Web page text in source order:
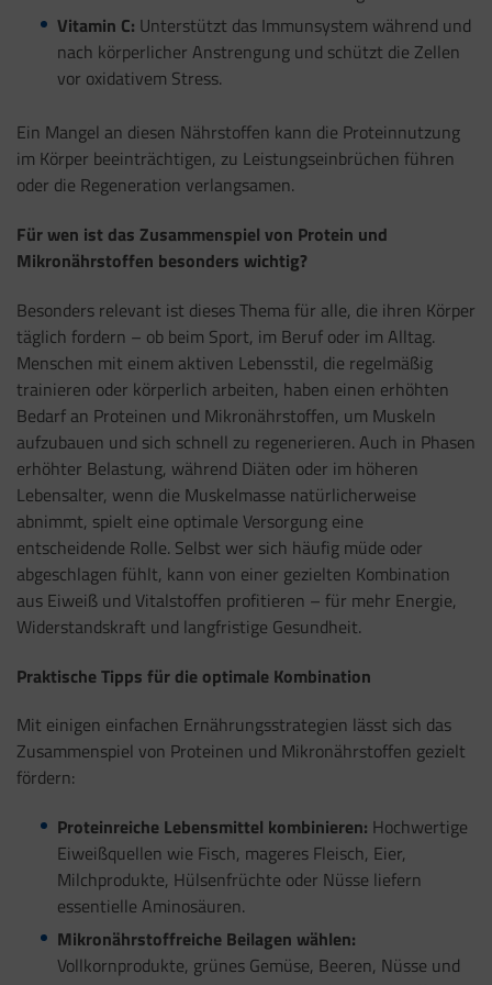
Vitamin C: Unterstützt das Immunsystem während und
nach körperlicher Anstrengung und schützt die Zellen
vor oxidativem Stress.
Ein Mangel an diesen Nährstoffen kann die Proteinnutzung
im Körper beeinträchtigen, zu Leistungseinbrüchen führen
oder die Regeneration verlangsamen.
Für wen ist das Zusammenspiel von Protein und
Mikronährstoffen besonders wichtig?
Besonders relevant ist dieses Thema für alle, die ihren Körper
täglich fordern – ob beim Sport, im Beruf oder im Alltag.
Menschen mit einem aktiven Lebensstil, die regelmäßig
trainieren oder körperlich arbeiten, haben einen erhöhten
Bedarf an Proteinen und Mikronährstoffen, um Muskeln
aufzubauen und sich schnell zu regenerieren. Auch in Phasen
erhöhter Belastung, während Diäten oder im höheren
Lebensalter, wenn die Muskelmasse natürlicherweise
abnimmt, spielt eine optimale Versorgung eine
entscheidende Rolle. Selbst wer sich häufig müde oder
abgeschlagen fühlt, kann von einer gezielten Kombination
aus Eiweiß und Vitalstoffen profitieren – für mehr Energie,
Widerstandskraft und langfristige Gesundheit.
Praktische Tipps für die optimale Kombination
Mit einigen einfachen Ernährungsstrategien lässt sich das
Zusammenspiel von Proteinen und Mikronährstoffen gezielt
fördern:
Proteinreiche Lebensmittel kombinieren: Hochwertige
Eiweißquellen wie Fisch, mageres Fleisch, Eier,
Milchprodukte, Hülsenfrüchte oder Nüsse liefern
essentielle Aminosäuren.
Mikronährstoffreiche Beilagen wählen:
Vollkornprodukte, grünes Gemüse, Beeren, Nüsse und